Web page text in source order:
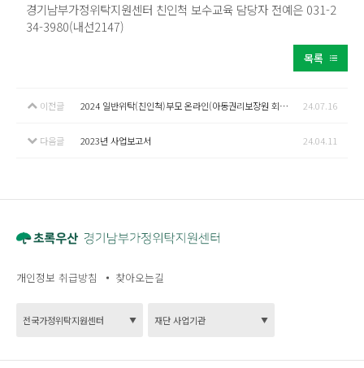
경기남부가정위탁지원센터 친인척 보수교육 담당자 전예은 031-2
34-3980(내선2147)
목록
이전글 2024 일반위탁(친인척)부모 온라인(아동권리보장원 회원가입) 보수교육 수강 방법 안내 24.07.16
다음글 2023년 사업보고서 24.04.11
개인정보 취급방침 찾아오는길